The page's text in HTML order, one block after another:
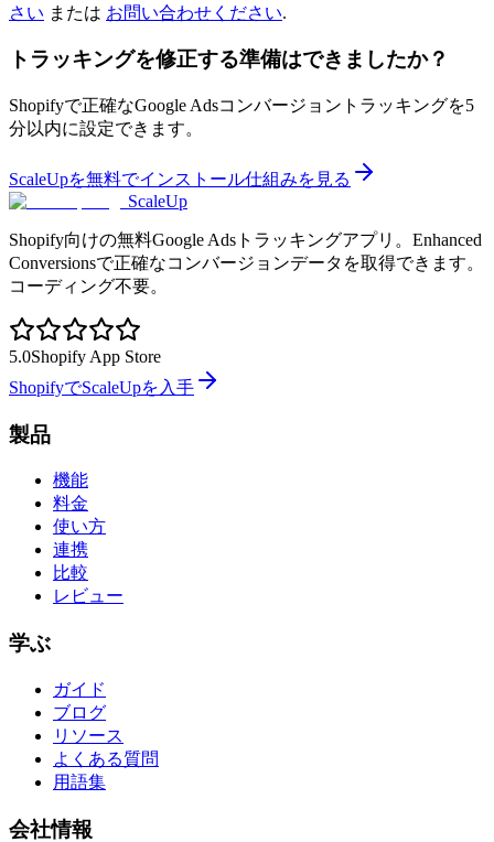
さい または お問い合わせください.
トラッキングを修正する準備はできましたか？
Shopifyで正確なGoogle Adsコンバージョントラッキングを5
分以内に設定できます。
ScaleUpを無料でインストール仕組みを見る
ScaleUp
Shopify向けの無料Google Adsトラッキングアプリ。Enhanced
Conversionsで正確なコンバージョンデータを取得できます。
コーディング不要。
5.0Shopify App Store
ShopifyでScaleUpを入手
製品
機能
料金
使い方
連携
比較
レビュー
学ぶ
ガイド
ブログ
リソース
よくある質問
用語集
会社情報